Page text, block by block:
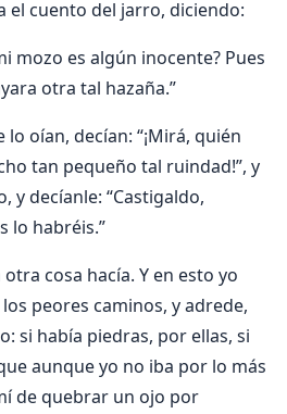
el cuento del jarro, diciendo:
mozo es algún inocente? Pues
otra tal hazaña.”
oían, decían: “¡Mirá, quién
tan pequeño tal ruindad!”, y
y decíanle: “Castigaldo,
lo habréis.”
cosa hacía. Y en esto yo
peores caminos, y adrede,
si había piedras, por ellas, si
aunque yo no iba por lo más
de quebrar un ojo por